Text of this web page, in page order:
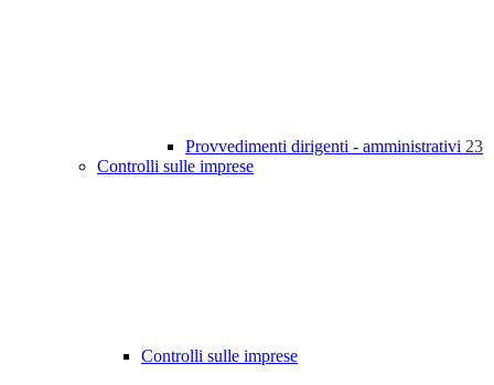
Provvedimenti dirigenti - amministrativi 23
Controlli sulle imprese
Controlli sulle imprese